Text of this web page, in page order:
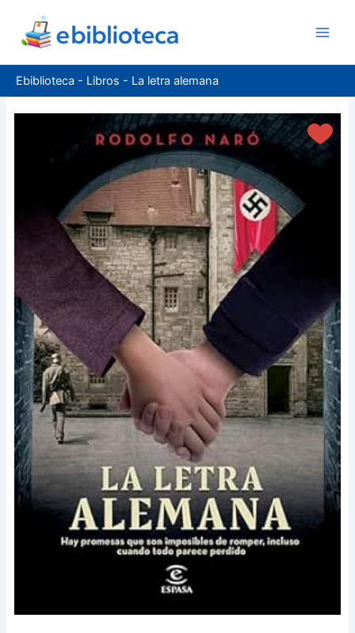
contenido
Ebiblioteca - Libros - La letra alemana